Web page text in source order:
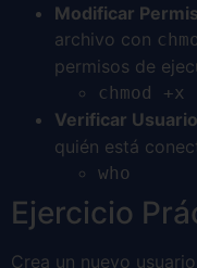
Modificar
archivo con
permisos de
chmod +x
Verificar
quién está
who
Ejercicio
Crea un nuevo